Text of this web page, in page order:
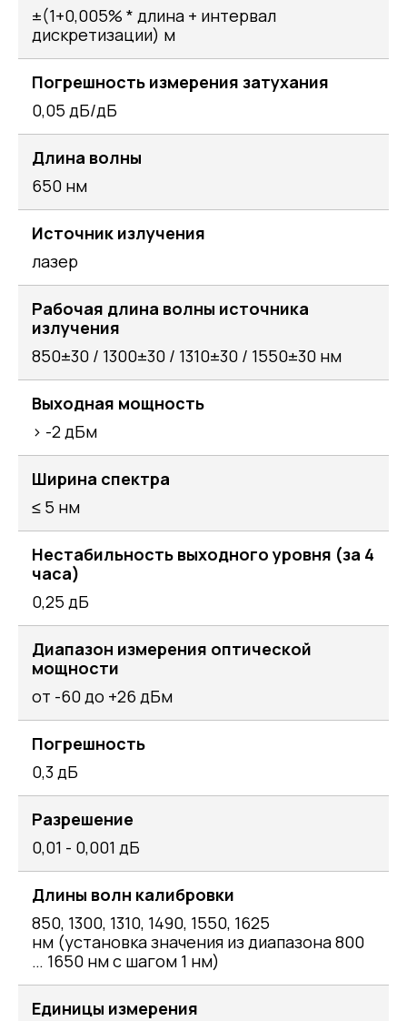
±(1+0,005% * длина + интервал
дискретизации) м
Погрешность измерения затухания
0,05 дБ/дБ
Длина волны
650 нм
Источник излучения
лазер
Рабочая длина волны источника
излучения
850±30 / 1300±30 / 1310±30 / 1550±30 нм
Выходная мощность
> -2 дБм
Ширина спектра
≤ 5 нм
Нестабильность выходного уровня (за 4
часа)
0,25 дБ
Диапазон измерения оптической
мощности
от -60 до +26 дБм
Погрешность
0,3 дБ
Разрешение
0,01 - 0,001 дБ
Длины волн калибровки
850, 1300, 1310, 1490, 1550, 1625
нм (установка значения из диапазона 800
… 1650 нм с шагом 1 нм)
Единицы измерения